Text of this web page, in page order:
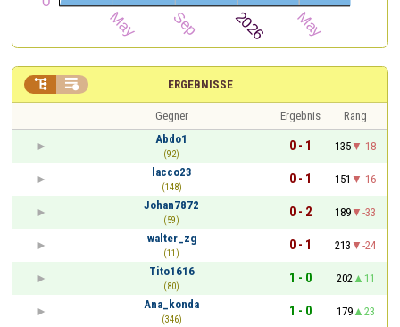
ERGEBNISSE
 
Gegner Ergebnis
Rang
Abdo1
(92)
0 - 1 135
-18
lacco23
(148)
0 - 1 151
-16
Johan7872
(59)
0 - 2 189
-33
walter_zg
(11)
0 - 1 213
-24
Tito1616
(80)
1 - 0 202
11
Ana_konda
(346)
1 - 0 179
23